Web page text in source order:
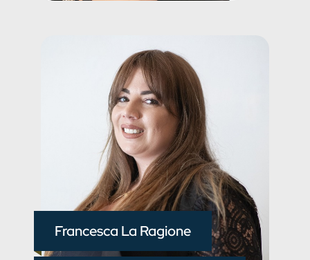
Francesca La Ragione